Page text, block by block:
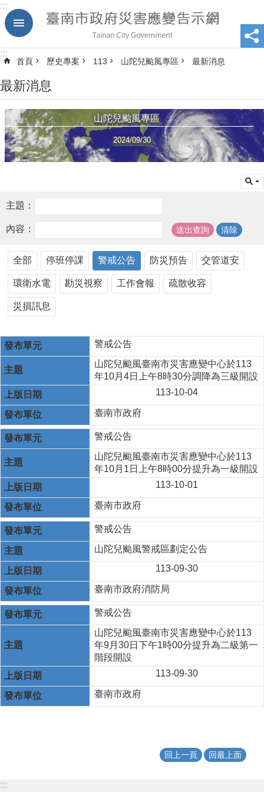
跳到主要內容區塊
:::
:::
首頁 歷史專案 113 山陀兒颱風專區 最新消息
最新消息
山陀兒颱風專區
2024/09/30
主題：
內容：
全部 停班停課 警戒公告 防災預告 交管道安
環衛水電 勘災視察 工作會報 疏散收容
災損訊息
警戒公告
山陀兒颱風臺南市災害應變中心於113
年10月4日上午8時30分調降為三級開設
113-10-04
臺南市政府
警戒公告
山陀兒颱風臺南市災害應變中心於113
年10月1日上午8時00分提升為一級開設
113-10-01
臺南市政府
警戒公告
山陀兒颱風警戒區劃定公告
113-09-30
臺南市政府消防局
警戒公告
山陀兒颱風臺南市災害應變中心於113
年9月30日下午1時00分提升為二級第一
階段開設
113-09-30
臺南市政府
回上一頁 回最上面
:::